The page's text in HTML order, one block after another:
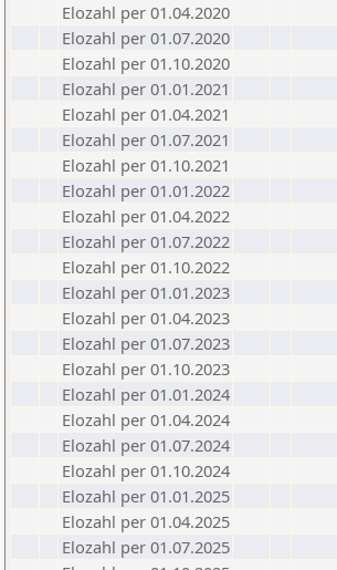
Elozahl per 01.04.2020
Elozahl per 01.07.2020
Elozahl per 01.10.2020
Elozahl per 01.01.2021
Elozahl per 01.04.2021
Elozahl per 01.07.2021
Elozahl per 01.10.2021
Elozahl per 01.01.2022
Elozahl per 01.04.2022
Elozahl per 01.07.2022
Elozahl per 01.10.2022
Elozahl per 01.01.2023
Elozahl per 01.04.2023
Elozahl per 01.07.2023
Elozahl per 01.10.2023
Elozahl per 01.01.2024
Elozahl per 01.04.2024
Elozahl per 01.07.2024
Elozahl per 01.10.2024
Elozahl per 01.01.2025
Elozahl per 01.04.2025
Elozahl per 01.07.2025